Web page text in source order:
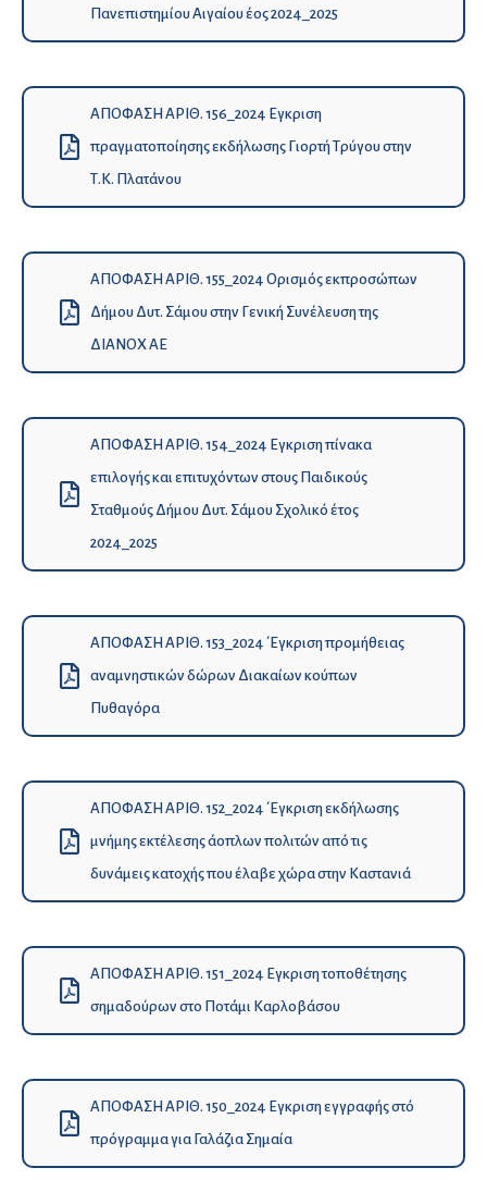
Πανεπιστημίου Αιγαίου έος 2024_2025
ΑΠΟΦΑΣΗ ΑΡΙΘ. 156_2024 Εγκριση
πραγματοποίησης εκδήλωσης Γιορτή Τρύγου στην
Τ.Κ. Πλατάνου
ΑΠΟΦΑΣΗ ΑΡΙΘ. 155_2024 Ορισμός εκπροσώπων
Δήμου Δυτ. Σάμου στην Γενική Συνέλευση της
ΔΙΑΝΟΧ ΑΕ
ΑΠΟΦΑΣΗ ΑΡΙΘ. 154_2024 Εγκριση πίνακα
επιλογής και επιτυχόντων στους Παιδικούς
Σταθμούς Δήμου Δυτ. Σάμου Σχολικό έτος
2024_2025
ΑΠΟΦΑΣΗ ΑΡΙΘ. 153_2024 ΄Εγκριση προμήθειας
αναμνηστικών δώρων Διακαίων κούπων
Πυθαγόρα
ΑΠΟΦΑΣΗ ΑΡΙΘ. 152_2024 ΄Εγκριση εκδήλωσης
μνήμης εκτέλεσης άοπλων πολιτών από τις
δυνάμεις κατοχής που έλαβε χώρα στην Καστανιά
ΑΠΟΦΑΣΗ ΑΡΙΘ. 151_2024 Εγκριση τοποθέτησης
σημαδούρων στο Ποτάμι Καρλοβάσου
ΑΠΟΦΑΣΗ ΑΡΙΘ. 150_2024 Εγκριση εγγραφής στό
πρόγραμμα για Γαλάζια Σημαία